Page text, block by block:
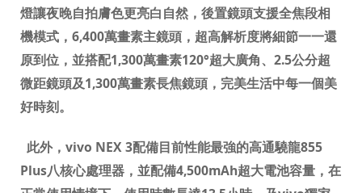
燈讓夜晚自拍膚色更亮白自然，後置鏡頭支援全焦段相
機模式， 6,400萬畫素主鏡頭，超高解析度將細節一一還
原到位，並搭配1,300萬畫素120°超大廣角、 2.5公分超
微距鏡頭及1,300萬畫素長焦鏡頭，完美生活中每一個美
好時刻。
此外， vivo NEX 3配備目前性能最強的高通驍龍855
Plus八核心處理器，並配備4,500mAh超大電池容量， 在